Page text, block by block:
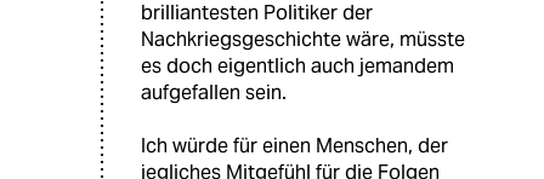
brilliantesten Politiker der
Nachkriegsgeschichte wäre, müsste
es doch eigentlich auch jemandem
aufgefallen sein.
Ich würde für einen Menschen, der
jegliches Mitgefühl für die Folgen